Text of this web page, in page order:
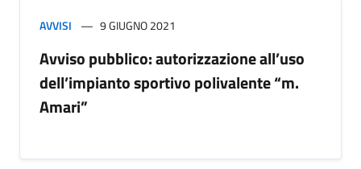
AVVISI 9 GIUGNO 2021
Avviso pubblico: autorizzazione all’uso
dell’impianto sportivo polivalente “m.
Amari”